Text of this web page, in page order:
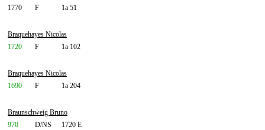
1770
F 1a 51
Braquehayes Nicolas
1720
F 1a 102
Braquehayes Nicolas
1690
F 1a 204
Braunschweig Bruno
970
D/NS 1720 E